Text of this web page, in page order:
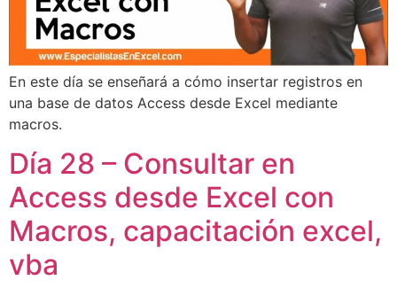
En este día se enseñará a cómo insertar registros en
una base de datos Access desde Excel mediante
macros.
Día 28 – Consultar en
Access desde Excel con
Macros, capacitación excel,
vba